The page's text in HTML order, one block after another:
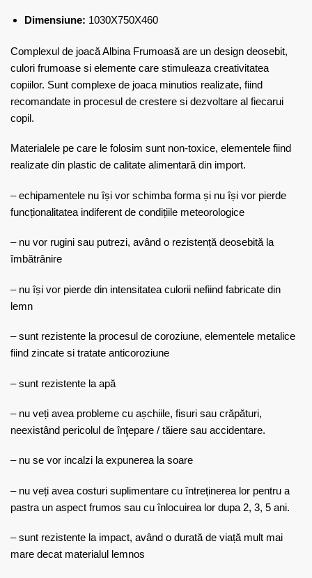
Dimensiune: 1030X750X460
Complexul de joacă Albina Frumoasă are un design deosebit,
culori frumoase si elemente care stimuleaza creativitatea
copiilor. Sunt complexe de joaca minutios realizate, fiind
recomandate in procesul de crestere si dezvoltare al fiecarui
copil.
Materialele pe care le folosim sunt non-toxice, elementele fiind
realizate din plastic de calitate alimentară din import.
– echipamentele nu își vor schimba forma și nu își vor pierde
funcționalitatea indiferent de condițiile meteorologice
– nu vor rugini sau putrezi, având o rezistență deosebită la
îmbătrânire
– nu își vor pierde din intensitatea culorii nefiind fabricate din
lemn
– sunt rezistente la procesul de coroziune, elementele metalice
fiind zincate si tratate anticoroziune
– sunt rezistente la apă
– nu veți avea probleme cu așchiile, fisuri sau crăpături,
neexistând pericolul de înţepare / tăiere sau accidentare.
– nu se vor incalzi la expunerea la soare
– nu veți avea costuri suplimentare cu întreținerea lor pentru a
pastra un aspect frumos sau cu înlocuirea lor dupa 2, 3, 5 ani.
– sunt rezistente la impact, având o durată de viață mult mai
mare decat materialul lemnos